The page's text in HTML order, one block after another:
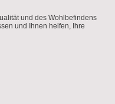
und des Wohlbefindens
und Ihnen helfen, Ihre